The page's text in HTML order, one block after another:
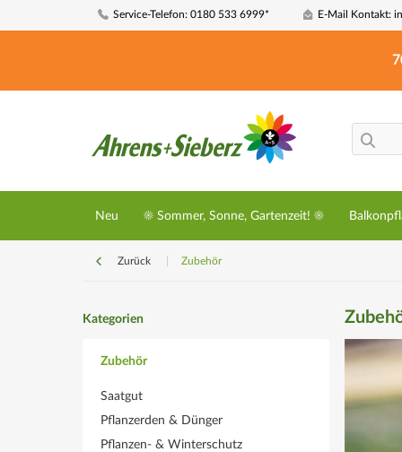
Service-Telefon: 0180 533 6999* E-Mail Kontakt:
Neu ☀️ Sommer, Sonne, Gartenzeit! ☀️
Zurück Zubehör
Kategorien
Zubehör
Saatgut
Pflanzerden & Dünger
Pflanzen- & Winterschutz
Helfer
in der Gartensaison